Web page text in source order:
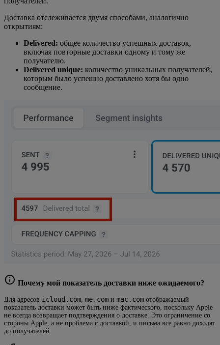
Доставка отслеживается двумя способами, аналогично
открытиям:
Delivered: общее количество успешных доставок,
включая повторные доставки одному и тому же
получателю.
Delivered unique: количество уникальных получателей,
которым было успешно доставлено хотя бы одно
сообщение.
Почему мой показатель доставки ниже ожидаемого?
Для адресов icloud.com me.com и mac.com отображаемый
показатель доставки может быть ниже фактического, поскольку Apple
не всегда возвращает подтверждения о доставке. Это ограничение со
стороны Apple, а не проблема с доставкой, и письма все равно доходят
до получателей.